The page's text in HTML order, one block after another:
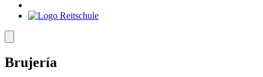
Brujería